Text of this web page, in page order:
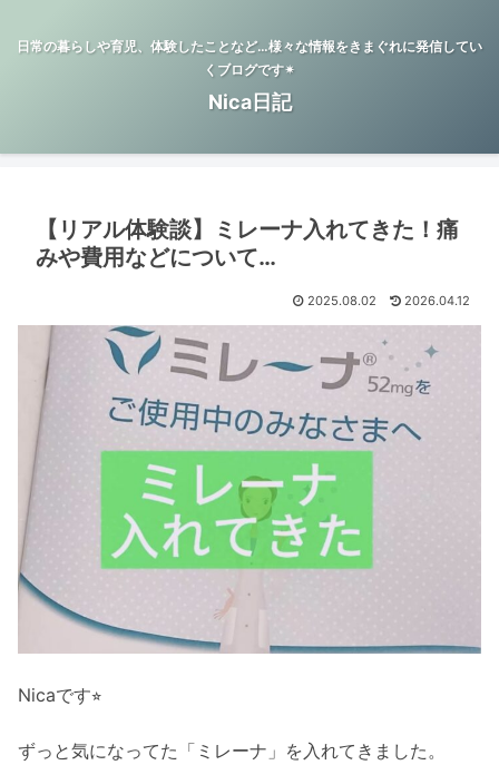
日常の暮らしや育児、体験したことなど…様々な情報をきまぐれに発信してい
くブログです✴︎
Nica日記
【リアル体験談】ミレーナ入れてきた！痛
みや費用などについて…
2025.08.02 2026.04.12
Nicaです⭐︎
ずっと気になってた「ミレーナ」を入れてきました。